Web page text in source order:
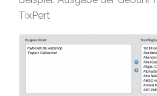
TixPert